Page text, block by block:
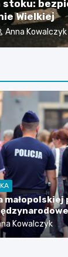
Wielkiej
Anna Kowalczyk
małopolskiej
Kowalczyk